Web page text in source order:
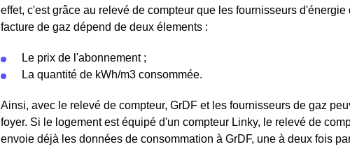
effet, c'est grâce au relevé de compteur que les fournisseurs
facture de gaz dépend de deux élements :
Le prix de l'abonnement ;
La quantité de kWh/m3 consommée.
Ainsi, avec le relevé de compteur, GrDF et les fournisseurs de gaz
foyer. Si le logement est équipé d'un compteur Linky, le relevé de
envoie déjà les données de consommation à GrDF, une à deux fois